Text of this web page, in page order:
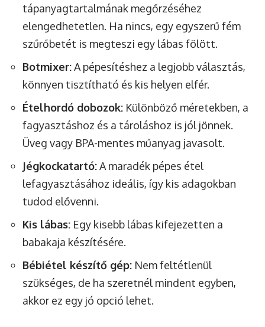
tápanyagtartalmának megőrzéséhez
elengedhetetlen. Ha nincs, egy egyszerű fém
szűrőbetét is megteszi egy lábas fölött.
Botmixer:A pépesítéshez a legjobb választás,
könnyen tisztítható és kis helyen elfér.
Ételhordó dobozok: Különböző méretekben, a
fagyasztáshoz és a tároláshoz is jól jönnek.
Üveg vagy BPA-mentes műanyag javasolt.
Jégkockatartó:A maradék pépes étel
lefagyasztásához ideális, így kis adagokban
tudod elővenni.
Kis lábas: Egy kisebb lábas kifejezetten a
babakaja készítésére.
Bébiétel készítő gép: Nem feltétlenül
szükséges, de ha szeretnél mindent egyben,
akkor ez egy jó opció lehet.